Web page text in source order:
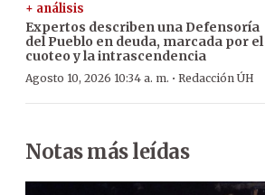
+ análisis
Expertos describen una Defensoría
del Pueblo en deuda, marcada por el
cuoteo y la intrascendencia
Agosto 10, 2026 10:34 a. m. · Redacción ÚH
Notas más leídas